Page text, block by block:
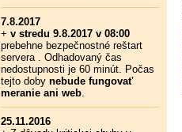
7.8.2017
+ v stredu 9.8.2017 v 08:00
prebehne bezpečnostné reštart
servera . Odhadovaný čas
nedostupnosti je 60 minút. Počas
tejto doby nebude fungovať
meranie ani web.
25.11.2016